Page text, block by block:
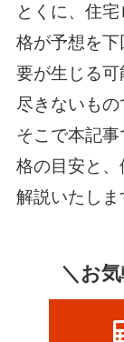
とくに、住
格が予想を
要が生じる
尽きないもの
そこで本記
格の目安と
解説いたしま
＼お